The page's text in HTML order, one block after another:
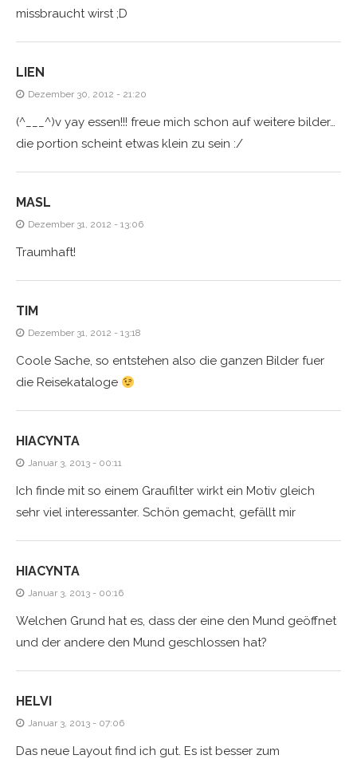
missbraucht wirst ;D
LIEN
Dezember 30, 2012 - 21:20
(^___^)v yay essen!!! freue mich schon auf weitere bilder…
die portion scheint etwas klein zu sein :/
MASL
Dezember 31, 2012 - 13:06
Traumhaft!
TIM
Dezember 31, 2012 - 13:18
Coole Sache, so entstehen also die ganzen Bilder fuer
die Reisekataloge
HIACYNTA
Januar 3, 2013 - 00:11
Ich finde mit so einem Graufilter wirkt ein Motiv gleich
sehr viel interessanter. Schön gemacht, gefällt mir
HIACYNTA
Januar 3, 2013 - 00:16
Welchen Grund hat es, dass der eine den Mund geöffnet
und der andere den Mund geschlossen hat?
HELVI
Januar 3, 2013 - 07:06
Das neue Layout find ich gut. Es ist besser zum